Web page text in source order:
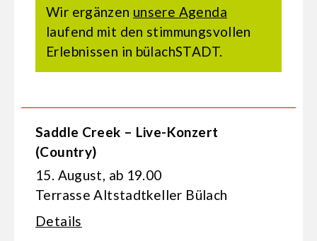
Wir ergänzen unsere Agenda
laufend mit den stimmungsvollen
Erlebnissen in bülachSTADT.
Saddle Creek – Live-Konzert
(Country)
15. August, ab 19.00
Terrasse Altstadtkeller Bülach
Details